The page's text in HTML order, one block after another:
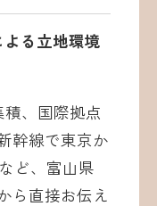
る立地環境
、国際拠点
幹線で東京か
ど、富山県
ら直接お伝え